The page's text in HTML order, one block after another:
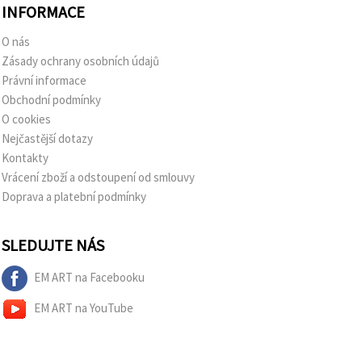
INFORMACE
O nás
Zásady ochrany osobních údajů
Právní informace
Obchodní podmínky
O cookies
Nejčastější dotazy
Kontakty
Vrácení zboží a odstoupení od smlouvy
Doprava a platební podmínky
SLEDUJTE NÁS
EM ART na Facebooku
EM ART na YouTube